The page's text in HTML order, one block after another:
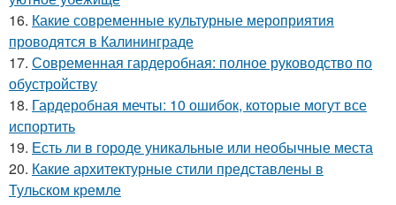
16. Какие современные культурные мероприятия
проводятся в Калининграде
17. Современная гардеробная: полное руководство по
обустройству
18. Гардеробная мечты: 10 ошибок, которые могут все
испортить
19. Есть ли в городе уникальные или необычные места
20. Какие архитектурные стили представлены в
Тульском кремле